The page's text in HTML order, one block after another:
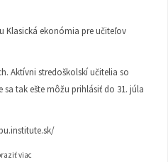
Klasická ekonómia pre učiteľov
Aktívni stredoškolskí učitelia so
tak ešte môžu prihlásiť do 31. júla
viac